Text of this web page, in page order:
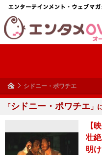
シドニー・ポワチエ
「シドニー・ポワチエ 」
【
壮
明け